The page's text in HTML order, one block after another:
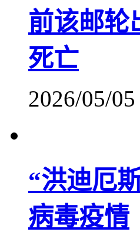
前该邮轮
死亡
2026/05/05
“洪迪厄
病毒疫情